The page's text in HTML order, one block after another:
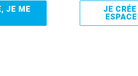
JE ME
JE CRÉE